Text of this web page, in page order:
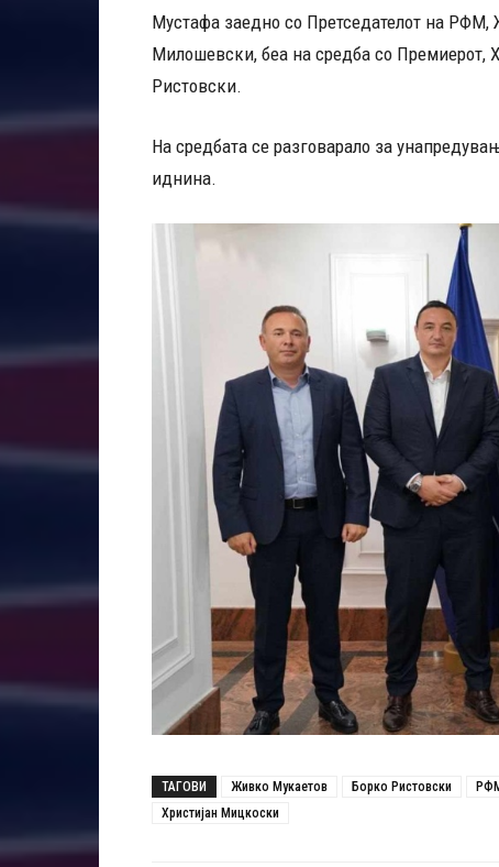
Мустафа заедно со Претседателот на
Милошевски, беа на средба со Премиерот,
Ристовски.
На средбата се разговарало за
иднина.
ТАГОВИ Живко Мукаетов Борко Ристовски
Христијан Мицкоски